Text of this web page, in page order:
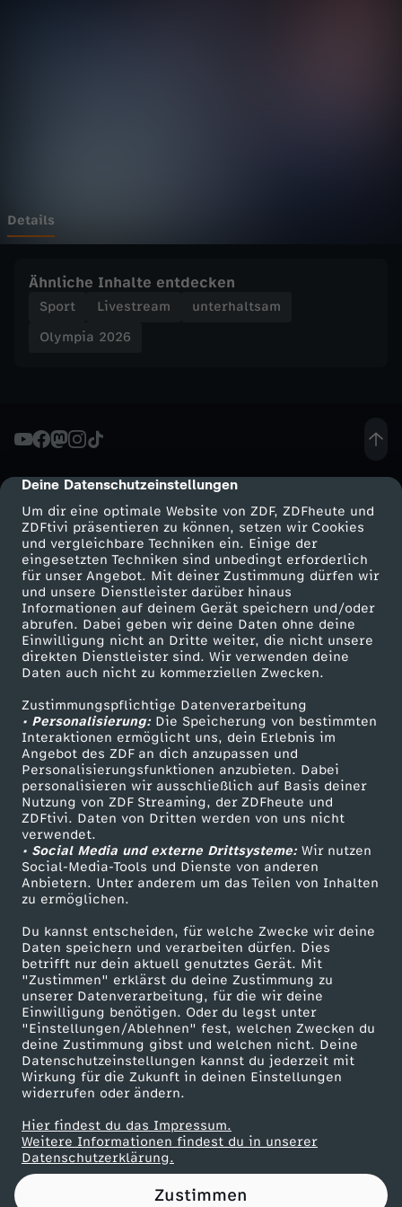
cmp-dialog-description
Deine Datenschutzeinstellungen
Um dir eine optimale Website von ZDF, ZDFheute und
ZDFtivi präsentieren zu können, setzen wir Cookies
und vergleichbare Techniken ein. Einige der
eingesetzten Techniken sind unbedingt erforderlich
für unser Angebot. Mit deiner Zustimmung dürfen wir
und unsere Dienstleister darüber hinaus
Informationen auf deinem Gerät speichern und/oder
abrufen. Dabei geben wir deine Daten ohne deine
Einwilligung nicht an Dritte weiter, die nicht unsere
direkten Dienstleister sind. Wir verwenden deine
Daten auch nicht zu kommerziellen Zwecken.
Zustimmungspflichtige Datenverarbeitung
• Personalisierung:Die Speicherung von bestimmten
Interaktionen ermöglicht uns, dein Erlebnis im
Angebot des ZDF an dich anzupassen und
Personalisierungsfunktionen anzubieten. Dabei
personalisieren wir ausschließlich auf Basis deiner
Nutzung von ZDF Streaming, der ZDFheute und
ZDFtivi. Daten von Dritten werden von uns nicht
verwendet.
• Social Media und externe Drittsysteme:Wir nutzen
Social-Media-Tools und Dienste von anderen
Anbietern. Unter anderem um das Teilen von Inhalten
zu ermöglichen.
Du kannst entscheiden, für welche Zwecke wir deine
Daten speichern und verarbeiten dürfen. Dies
betrifft nur dein aktuell genutztes Gerät. Mit
"Zustimmen" erklärst du deine Zustimmung zu
unserer Datenverarbeitung, für die wir deine
Einwilligung benötigen. Oder du legst unter
"Einstellungen/Ablehnen" fest, welchen Zwecken du
deine Zustimmung gibst und welchen nicht. Deine
Datenschutzeinstellungen kannst du jederzeit mit
Wirkung für die Zukunft in deinen Einstellungen
widerrufen oder ändern.
Hier findest du das Impressum.
Weitere Informationen findest du in unserer
Datenschutzerklärung.
Zustimmen
E
s
h
c
k
e
y
:
F
r
a
u
e
n
,
S
c
h
w
e
d
Details
Ähnliche Inhalte entdecken
Sport Livestream
unterhaltsam
Olympia 2026
Mehr ZDF
ZDF-Apps
Smart TV
ZDFtext
Livestreams
Sendungen A-Z
TV-Programm
Service
ZDFmitreden
Kontakt zum ZDF
Tickets
Zuschauerservice
Hilfe
ZDF Unternehmen
Karriere
ZDF goes Schule
Werbefernsehen
Mainzelmännchen
Partner